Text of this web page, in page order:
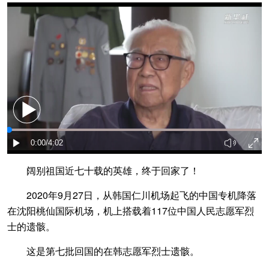
阔别祖国近七十载的英雄，终于回家了！
2020年9月27日，从韩国仁川机场起飞的中国专机降落
在沈阳桃仙国际机场，机上搭载着117位中国人民志愿军烈
士的遗骸。
这是第七批回国的在韩志愿军烈士遗骸。